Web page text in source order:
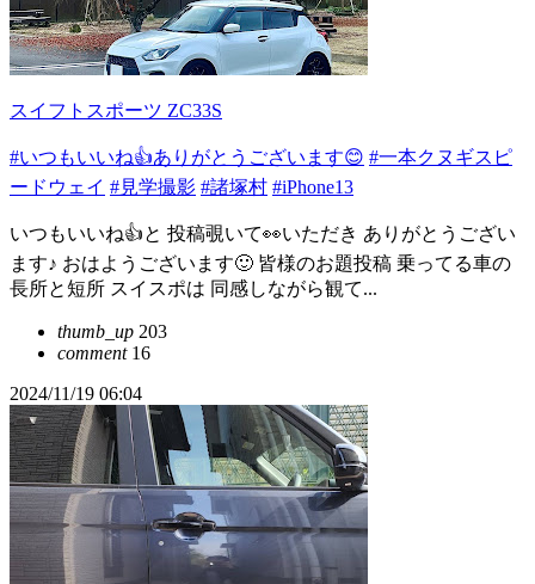
スイフトスポーツ ZC33S
#いつもいいね👍ありがとうございます😊 #一本クヌギスピ
ードウェイ #見学撮影 #諸塚村 #iPhone13
いつもいいね👍と 投稿覗いて👀いただき ありがとうござい
ます♪ おはようございます🙂 皆様のお題投稿 乗ってる車の
長所と短所 スイスポは 同感しながら観て...
thumb_up 203
comment16
2024/11/19 06:04